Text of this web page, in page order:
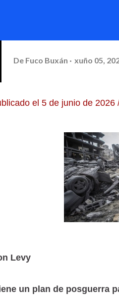
De Fuco Buxán xuño 05,
el 5 de junio de 2026
Levy
un plan de posguerra